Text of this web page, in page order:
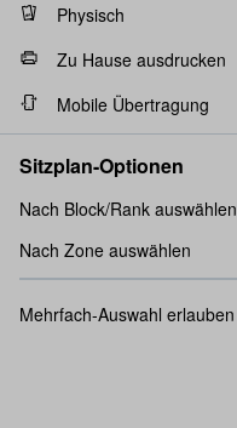
Physisch
Zu Hause ausdrucken
Mobile Übertragung
Sitzplan-Optionen
Nach Block/Rank auswählen
Nach Zone auswählen
Mehrfach-Auswahl erlauben